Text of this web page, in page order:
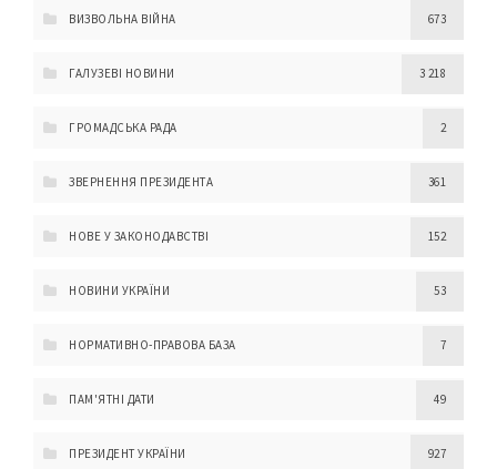
ВИЗВОЛЬНА ВІЙНА 673
ГАЛУЗЕВІ НОВИНИ 3 218
ГРОМАДСЬКА РАДА 2
ЗВЕРНЕННЯ ПРЕЗИДЕНТА 361
НОВЕ У ЗАКОНОДАВСТВІ 152
НОВИНИ УКРАЇНИ 53
НОРМАТИВНО-ПРАВОВА БАЗА 7
ПАМ'ЯТНІ ДАТИ 49
ПРЕЗИДЕНТ УКРАЇНИ 927